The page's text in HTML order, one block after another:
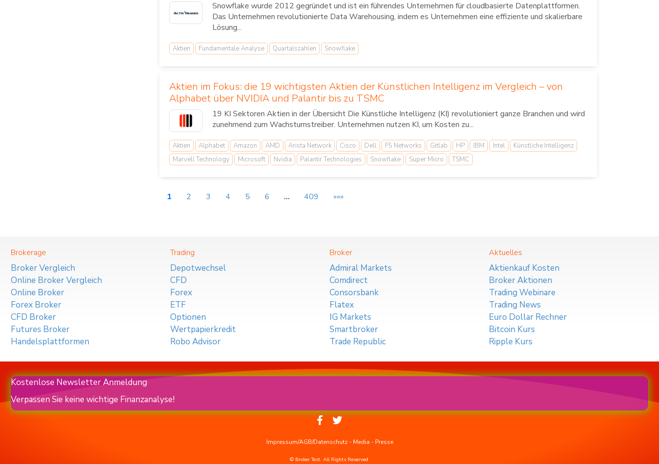
Snowflake wurde 2012 gegründet und ist ein führendes Unternehmen für cloudbasierte Datenplattformen.
Das Unternehmen revolutionierte Data Warehousing, indem es Unternehmen eine effiziente und skalierbare
Lösung...
Aktien Fundamentale Analyse Quartalszahlen Snowflake
Aktien im Fokus: die 19 wichtigsten Aktien der Künstlichen Intelligenz im Vergleich – von
Alphabet über NVIDIA und Palantir bis zu TSMC
19 KI Sektoren Aktien in der Übersicht Die Künstliche Intelligenz (KI) revolutioniert ganze Branchen und wird
zunehmend zum Wachstumstreiber. Unternehmen nutzen KI, um Kosten zu...
Aktien Alphabet Amazon AMD Arista Network Cisco Dell F5 Networks Gitlab HP IBM Intel
Künstliche Intelligenz
Marvell Technology
Microsoft Nvidia Palantir Technologies Snowflake Super Micro TSMC
1 2 3 4 5 6 … 409 »»»
Brokerage
Broker Vergleich
Online Broker Vergleich
Online Broker
Forex Broker
CFD Broker
Futures Broker
Handelsplattformen
Trading
Depotwechsel
CFD
Forex
ETF
Optionen
Wertpapierkredit
Robo Advisor
Broker
Admiral Markets
Comdirect
Consorsbank
Flatex
IG Markets
Smartbroker
Trade Republic
Aktuelles
Aktienkauf Kosten
Broker Aktionen
Trading Webinare
Trading News
Euro Dollar Rechner
Bitcoin Kurs
Ripple Kurs
Kostenlose Newsletter Anmeldung
Verpassen Sie keine wichtige Finanzanalyse!
Impressum/AGB/Datenschutz- Media - Presse
© Broker Test. All Rights Reserved.